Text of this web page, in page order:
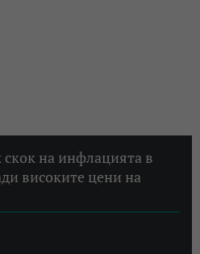
на инфлацията в
високите цени на